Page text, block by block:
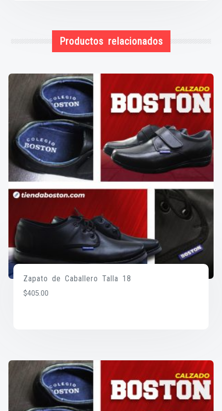
Productos relacionados
Zapato de Caballero Talla 18
$405.00